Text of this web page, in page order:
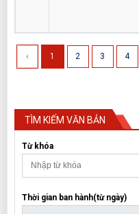
‹ 1 2 3 4
TÌM KIẾM VĂN BẢN
Từ khóa
Thời gian ban hành(từ ngày)